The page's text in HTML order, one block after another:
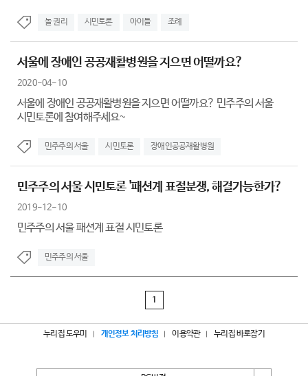
놀 권리 시민토론 아이들 조례
서울에 장애인 공공재활병원을 지으면 어떨까요?
2020-04-10
서울에 장애인 공공재활병원을 지으면 어떨까요? 민주주의 서울
시민토론에 참여해주세요~
민주주의 서울 시민토론 장애인공공재활병원
민주주의 서울 시민토론 '패션계 표절분쟁, 해결가능한가?
2019-12-10
민주주의 서울 패션계 표절 시민토론
민주주의 서울
1
누리집 도우미 개인정보 처리방침 이용약관 누리집 바로잡기